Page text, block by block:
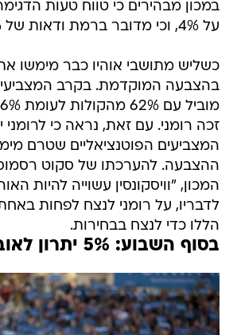
במכון מבהירים כי טווח טעות
על 4%, וכי מדובר ברמת ודאות של 95%.
כשליש מתושבי אוהיו כבר מימשו
בהצבעה המוקדמת. בקרב
זכה רומני. עם זאת, נראה כי לרומני
המצביעים הפוטנציאליים שטרם
ההצבעה. להערכתו של סקוט
המכון, "וויסקונסין עשוייה להיות
לדבריו, על רומני לנצח לפחות
הללו כדי לנצח בבחירות.
בסוף השבוע: 5% יתרון לאובמה באוהיו